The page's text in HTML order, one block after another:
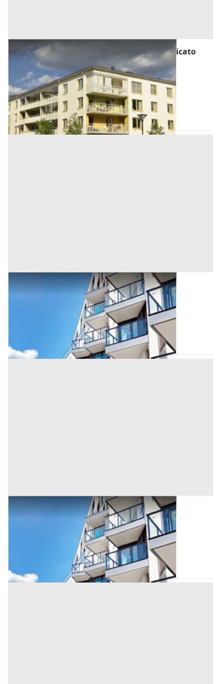
Asta Abitazione di tipo economico in fabbricato
quadrifamiliare
Sant'Angelo di Piove di Sacco (Padova)
Offerta minima
34.500 € 46.000 €
Codice asta: AA1298033
Asta chiusa
Appartamento all'asta a Padova
Sant'Angelo di Piove di Sacco (Padova)
136.000 €
AI3348012
Negozi, Botteghe all'asta a Padova
Sant'Angelo di Piove di Sacco (Padova)
78.076 € 104.101 €
BN5361278